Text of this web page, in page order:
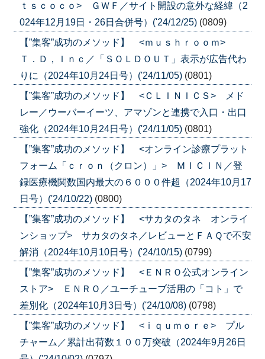
ｔｓｃｏｃｏ> ＧＷＦ／サイト開設の意外な経緯（2
024年12月19日・26日合併号）('24/12/25) (0809)
【”集客”成功のメソッド】 <ｍｕｓｈｒｏｏｍ>
Ｔ．Ｄ，Ｉｎｃ／「ＳＯＬＤＯＵＴ」表示が広告代わ
りに（2024年10月24日号）('24/11/05) (0801)
【”集客”成功のメソッド】 <ＣＬＩＮＩＣＳ> メド
レー／ウーバーイーツ、アマゾンと連携で入口・出口
強化（2024年10月24日号）('24/11/05) (0801)
【”集客”成功のメソッド】 <オンライン診療プラット
フォーム「ｃｒｏｎ（クロン）」> ＭＩＣＩＮ／登
録医療機関数国内最大の６０００件超（2024年10月17
日号）('24/10/22) (0800)
【”集客”成功のメソッド】 <サカタのタネ オンライ
ンショップ> サカタのタネ／レビューとＦＡＱで不安
解消（2024年10月10日号）('24/10/15) (0799)
【”集客”成功のメソッド】 <ＥＮＲＯ公式オンライン
ストア> ＥＮＲＯ／ユーチューブ活用の「コト」で
差別化（2024年10月3日号）('24/10/08) (0798)
【”集客”成功のメソッド】 <ｉｑｕｍｏｒｅ> プル
チャーム／累計出荷数１００万突破（2024年9月26日